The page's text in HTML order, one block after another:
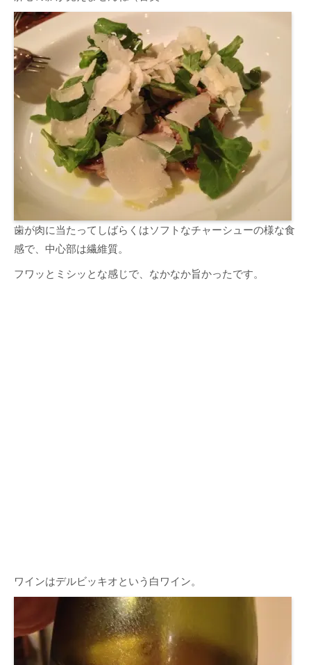
歯が肉に当たってしばらくはソフトなチャーシューの様な食
感で、中心部は繊維質。
フワッとミシッとな感じで、なかなか旨かったです。
ワインはデルビッキオという白ワイン。